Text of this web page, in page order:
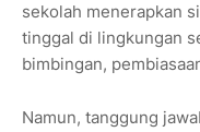
sekolah menerapkan
tinggal di lingkungan
bimbingan,
Namun, tanggung